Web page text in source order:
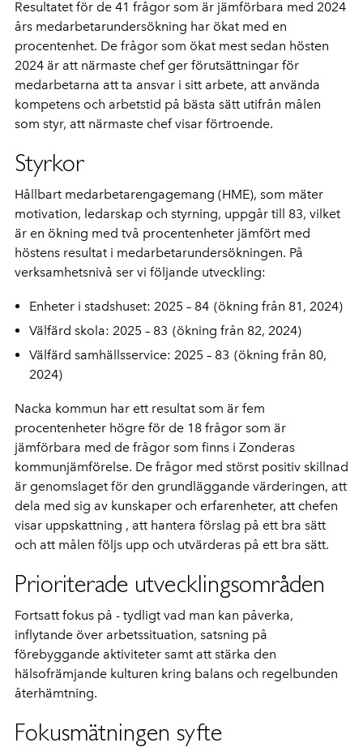
Resultatet för de 41 frågor som är jämförbara med 2024
års medarbetarundersökning har ökat med en
procentenhet. De frågor som ökat mest sedan hösten
2024 är att närmaste chef ger förutsättningar för
medarbetarna att ta ansvar i sitt arbete, att använda
kompetens och arbetstid på bästa sätt utifrån målen
som styr, att närmaste chef visar förtroende.
Styrkor
Hållbart medarbetarengagemang (HME), som mäter
motivation, ledarskap och styrning, uppgår till 83, vilket
är en ökning med två procentenheter jämfört med
höstens resultat i medarbetarundersökningen. På
verksamhetsnivå ser vi följande utveckling:
Enheter i stadshuset: 2025 – 84 (ökning från 81, 2024)
Välfärd skola: 2025 – 83 (ökning från 82, 2024)
Välfärd samhällsservice: 2025 – 83 (ökning från 80,
2024)
Nacka kommun har ett resultat som är fem
procentenheter högre för de 18 frågor som är
jämförbara med de frågor som finns i Zonderas
kommunjämförelse. De frågor med störst positiv skillnad
är genomslaget för den grundläggande värderingen, att
dela med sig av kunskaper och erfarenheter, att chefen
visar uppskattning , att hantera förslag på ett bra sätt
och att målen följs upp och utvärderas på ett bra sätt.
Prioriterade utvecklingsområden
Fortsatt fokus på - tydligt vad man kan påverka,
inflytande över arbetssituation, satsning på
förebyggande aktiviteter samt att stärka den
hälsofrämjande kulturen kring balans och regelbunden
återhämtning.
Fokusmätningen syfte